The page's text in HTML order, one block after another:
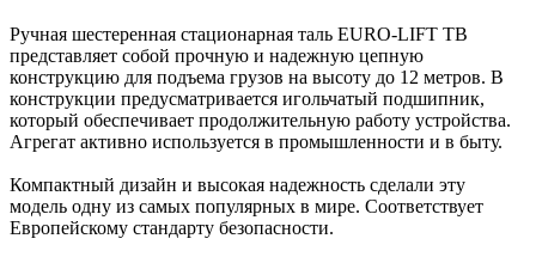
Ручная шестеренная стационарная таль EURO-LIFT ТВ
представляет собой прочную и надежную цепную
конструкцию для подъема грузов на высоту до 12 метров. В
конструкции предусматривается игольчатый подшипник,
который обеспечивает продолжительную работу устройства.
Агрегат активно используется в промышленности и в быту.
Компактный дизайн и высокая надежность сделали эту
модель одну из самых популярных в мире. Соответствует
Европейскому стандарту безопасности.